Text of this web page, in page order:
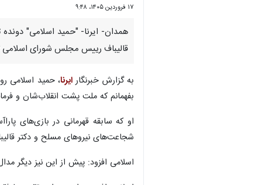
۱۷ فروردین ۱۴۰۵، ۹:۴۸
قالیباف رییس مجلس شورای اسلامی
به گزارش خبرنگارایرنا، حمید اسلامی
بفهمانم که ملت پشت انقلاب‌شان و
شجاعت‌های نیروهای مسلح و دکتر
اسلامی افزود: پیش از این نیز دیگر مدال مسابقات